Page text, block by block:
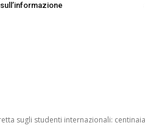
sull’informazione